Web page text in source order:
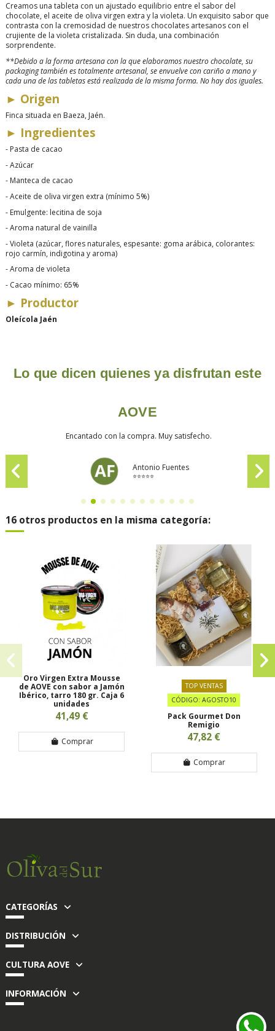
Creamos una tableta con un ajustado equilibrio entre el sabor del
chocolate, el aceite de oliva virgen extra y la violeta. Un exquisito sabor que
contrasta con la cremosidad de nuestros chocolates artesanos con el
crujiente de la violeta cristalizada. Sin duda, una combinación
sorprendente.
**Debido a la forma artesana con la que elaboramos nuestro chocolate, su
packaging también es totalmente artesanal, se envuelve con cariño a mano y
cada una de las tabletas está realizada de la misma forma. No hay dos iguales.
► Origen
Finca situada en Baeza, Jaén.
► Ingredientes
- Pasta de cacao
-Azúcar
- Manteca de cacao
-Aceite de oliva virgen extra (mínimo 5%)
- Emulgente: lecitina de soja
-Aroma natural de vainilla
-Violeta (azúcar, flores naturales, espesante: goma arábica, colorantes:
rojo carmín, indigotina y aroma)
-Aroma de violeta
- Cacao mínimo: 65%
► Productor
Oleícola Jaén
Lo que dicen quienes ya disfrutan este
AOVE
Encantado con la compra. Muy satisfecho.
Antonio Fuentes
⭐⭐⭐⭐⭐
16 otros productos en la misma categoría:
Oro Virgen Extra Mousse
de AOVE con sabor a Jamón
Ibérico, tarro 180 gr. Caja 6
unidades
41,49 €
Comprar
TOP VENTAS
CÓDIGO: AGOSTO10
Pack Gourmet Don
Remigio
47,82 €
Comprar
CATEGORÍAS
DISTRIBUCIÓN
CULTURA AOVE
INFORMACIÓN